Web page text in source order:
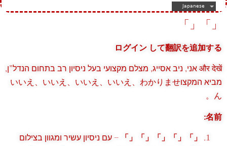
Japanese
「」「」
ログイン して翻訳を追加する
और देखें אני, ניב אסייג, מצלם מקצועי בעל ניסיון רב בתחום הנדל”ן,
מביא המקצוいいえ、いいえ、いいえ、いいえ、わかりませ
ん。
名前:
「」「」「」「」「」
– עם ניסיון עשיר ומגוון בצילום